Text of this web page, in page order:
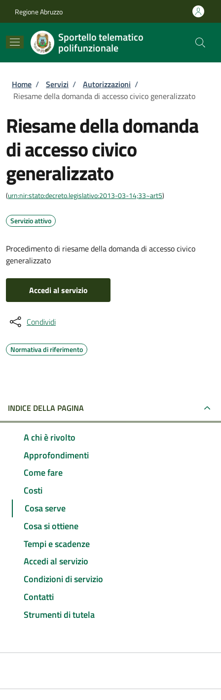
Regione Abruzzo
Sportello telematico
polifunzionale
Briciole di pane
Home / Servizi / Autorizzazioni /
Riesame della domanda di accesso civico generalizzato
Riesame della domanda
di accesso civico
generalizzato
(urn:nir:stato:decreto.legislativo:2013-03-14;33~art5)
Servizio attivo
Procedimento di riesame della domanda di accesso civico
generalizzato
Accedi al servizio
Condividi
Normativa di riferimento
INDICE DELLA PAGINA
A chi è rivolto
Approfondimenti
Come fare
Costi
Cosa serve
Cosa si ottiene
Tempi e scadenze
Accedi al servizio
Condizioni di servizio
Contatti
Strumenti di tutela